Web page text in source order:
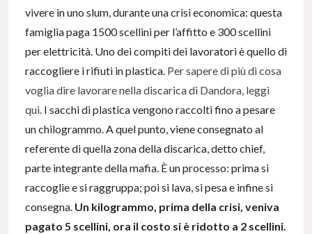
vivere in uno slum, durante una crisi economica: questa
famiglia paga 1500 scellini per l’affitto e 300 scellini
per elettricità. Uno dei compiti dei lavoratori è quello di
raccogliere i rifiuti in plastica. Per sapere di più di cosa
voglia dire lavorare nella discarica di Dandora, leggi
qui. I sacchi di plastica vengono raccolti fino a pesare
un chilogrammo. A quel punto, viene consegnato al
referente di quella zona della discarica, detto chief,
parte integrante della mafia. È un processo: prima si
raccoglie e si raggruppa; poi si lava, si pesa e infine si
consegna. Un kilogrammo, prima della crisi, veniva
pagato 5 scellini, ora il costo si è ridotto a 2 scellini.